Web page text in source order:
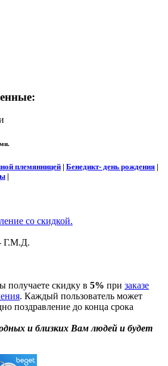
племянницей | Бенедикт- день рождения |
|
со скидкой.
Г.М.Д.
получаете скидку в 5% при заказе
. Каждый пользователь может
поздравление до конца срока
и близких Вам людей и будет